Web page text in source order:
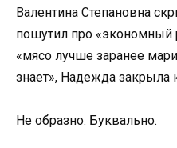
Валентина Степановна
пошутил про «экономный
«мясо лучше заранее
знает», Надежда закрыла
Не образно. Буквально.